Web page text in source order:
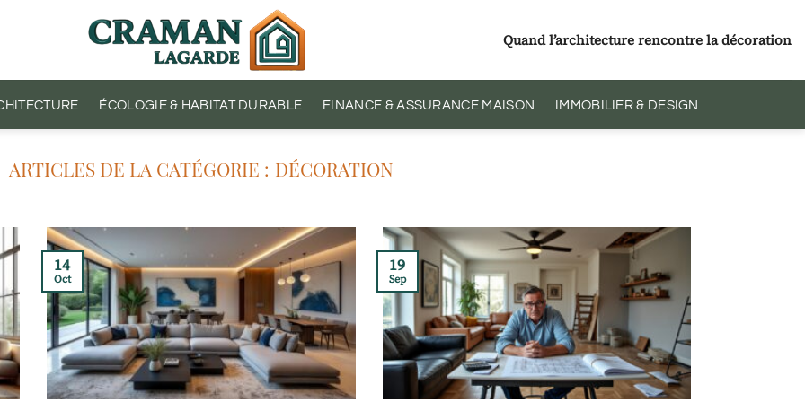
Quand l’architecture rencontre la décoration
ÉCOLOGIE & HABITAT DURABLE FINANCE & ASSURANCE MAISON IMMOBILIER & DESIGN
DÉCORATION
14
Oct
19
Sep